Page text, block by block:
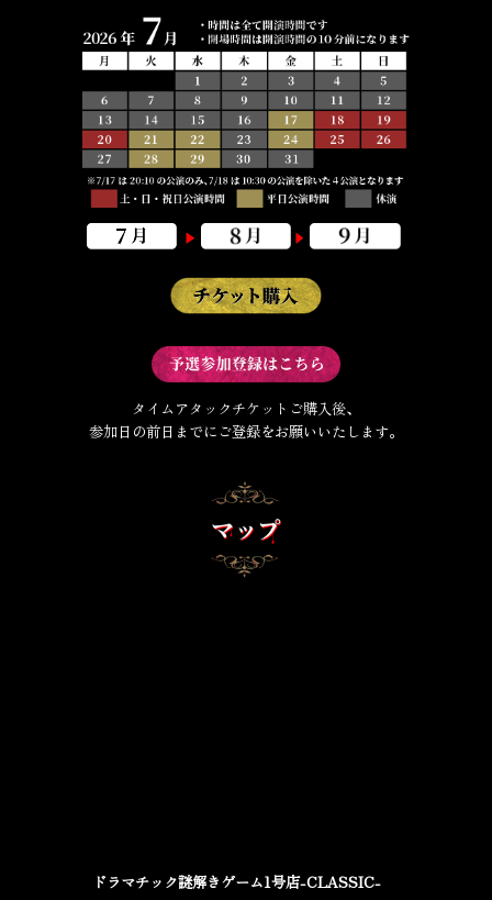
タイムアタックチケットご購入後、
参加日の前日までにご登録をお願いいたします。
ドラマチック謎解きゲーム1号店-CLASSIC-